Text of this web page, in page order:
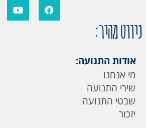
ניווט מהיר:
אודות התנועה:
מי אנחנו
שירי התנועה
שבטי התנועה
יזכור